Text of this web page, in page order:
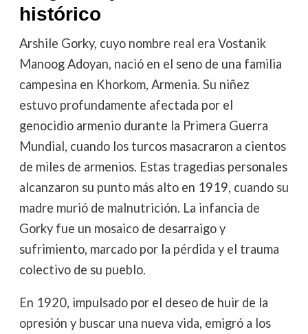
histórico
Arshile Gorky, cuyo nombre real era Vostanik
Manoog Adoyan, nació en el seno de una familia
campesina en Khorkom, Armenia. Su niñez
estuvo profundamente afectada por el
genocidio armenio durante la Primera Guerra
Mundial, cuando los turcos masacraron a cientos
de miles de armenios. Estas tragedias personales
alcanzaron su punto más alto en 1919, cuando su
madre murió de malnutrición. La infancia de
Gorky fue un mosaico de desarraigo y
sufrimiento, marcado por la pérdida y el trauma
colectivo de su pueblo.
En 1920, impulsado por el deseo de huir de la
opresión y buscar una nueva vida, emigró a los